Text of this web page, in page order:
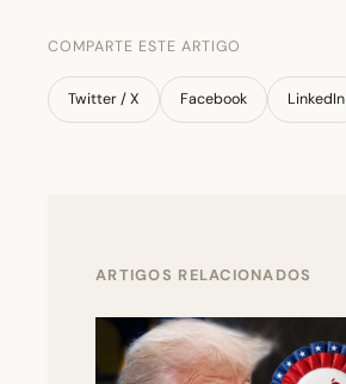
COMPARTE ESTE ARTIGO
Twitter / X Facebook LinkedIn
ARTIGOS RELACIONADOS